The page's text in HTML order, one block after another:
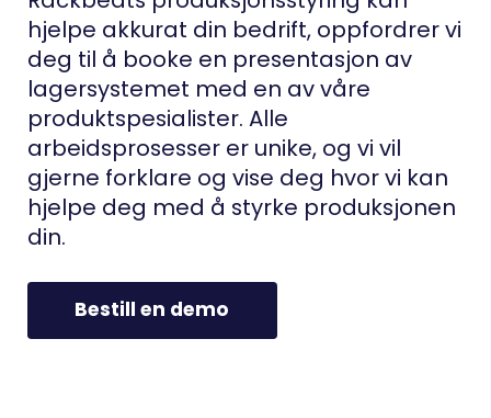
hjelpe akkurat din bedrift, oppfordrer vi
deg til å booke en presentasjon av
lagersystemet med en av våre
produktspesialister. Alle
arbeidsprosesser er unike, og vi vil
gjerne forklare og vise deg hvor vi kan
hjelpe deg med å styrke produksjonen
din.
Bestill en demo